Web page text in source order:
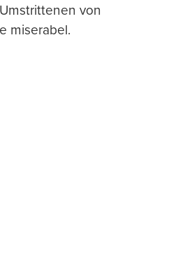
von
miserabel.